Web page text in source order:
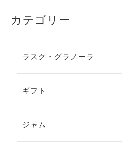
カテゴリー
ラスク・グラノーラ
ギフト
ジャム